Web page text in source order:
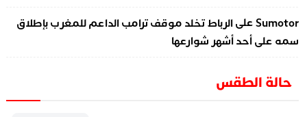
علىالرباط تخلد موقف ترامب الداعم للمغرب بإطلاق
على أحد أشهر شوارعها
حالة الطقس